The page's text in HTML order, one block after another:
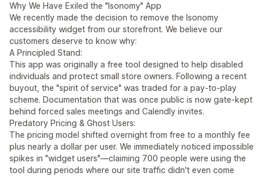
Why We Have Exiled the "Isonomy" App
We recently made the decision to remove the Isonomy
accessibility widget from our storefront. We believe our
customers deserve to know why:
A Principled Stand:
This app was originally a free tool designed to help disabled
individuals and protect small store owners. Following a recent
buyout, the "spirit of service" was traded for a pay-to-play
scheme. Documentation that was once public is now gate-kept
behind forced sales meetings and Calendly invites.
Predatory Pricing & Ghost Users:
The pricing model shifted overnight from free to a monthly fee
plus nearly a dollar per user. We immediately noticed impossible
spikes in "widget users"—claiming 700 people were using the
tool during periods where our site traffic didn't even come